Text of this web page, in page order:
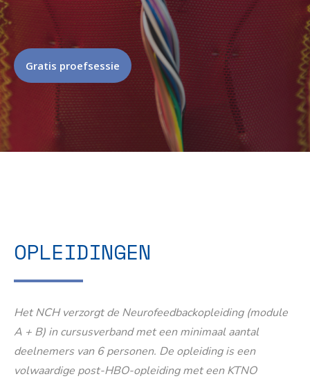
Gratis proefsessie
OPLEIDINGEN
Het NCH verzorgt de Neurofeedbackopleiding (module
A + B) in cursusverband met een minimaal aantal
deelnemers van 6 personen. De opleiding is een
volwaardige post-HBO-opleiding met een KTNO